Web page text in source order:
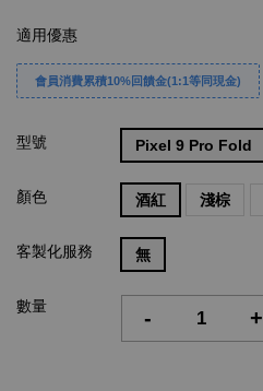
適用優惠
會員消費累積10%回饋金(1:1等同現金)
型號 Pixel 9 Pro Fold
顏色 酒紅 淺棕
客製化服務 無
數量 - +